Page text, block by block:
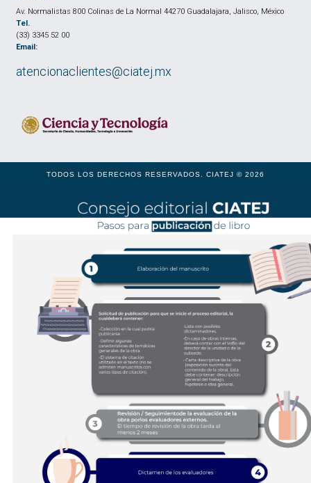
Av. Normalistas 800 Colinas de La Normal 44270 Guadalajara, Jalisco, México
Tel.
(33) 3345 52 00
Email:
atencionaclientes@ciatej.mx
TODOS LOS DERECHOS RESERVADOS. CIATEJ © 2026